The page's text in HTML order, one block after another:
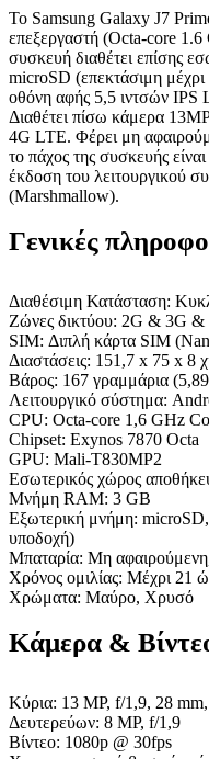
Το Samsung Galaxy J7
επεξεργαστή (Octa-core
συσκευή διαθέτει επίσης
microSD (επεκτάσιμη
οθόνη αφής 5,5 ιντσών
Διαθέτει πίσω κάμερα
4G LTE. Φέρει μη
το πάχος της συσκευής
έκδοση του λειτουργικού
(Marshmallow).
Γενικές
Διαθέσιμη Κατάσταση:
Ζώνες δικτύου: 2G & 3G &
SIM: Διπλή κάρτα SIM
Διαστάσεις: 151,7 x 75 x 8
Βάρος: 167 γραμμάρια
Λειτουργικό σύστημα:
CPU: Octa-core 1,6 GHz
Chipset: Exynos 7870 Octa
GPU: Mali-T830MP2
Εσωτερικός χώρος
Μνήμη RAM: 3 GB
Εξωτερική μνήμη:
υποδοχή)
Μπαταρία: Μη
Χρόνος ομιλίας: Μέχρι 21
Χρώματα: Μαύρο, Χρυσό
Κάμερα &
Κύρια: 13 MP, f/1,9, 28
Δευτερεύων: 8 MP, f/1,9
Βίντεο: 1080p @ 30fps